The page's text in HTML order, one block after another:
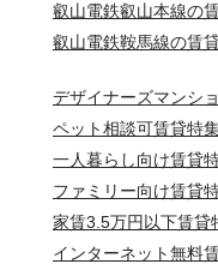
叡山電鉄叡山本線の
叡山電鉄鞍馬線の賃
デザイナーズマンシ
ペット相談可賃貸特
一人暮らし向け賃貸
ファミリー向け賃貸
家賃3.5万円以下賃貸
インターネット無料